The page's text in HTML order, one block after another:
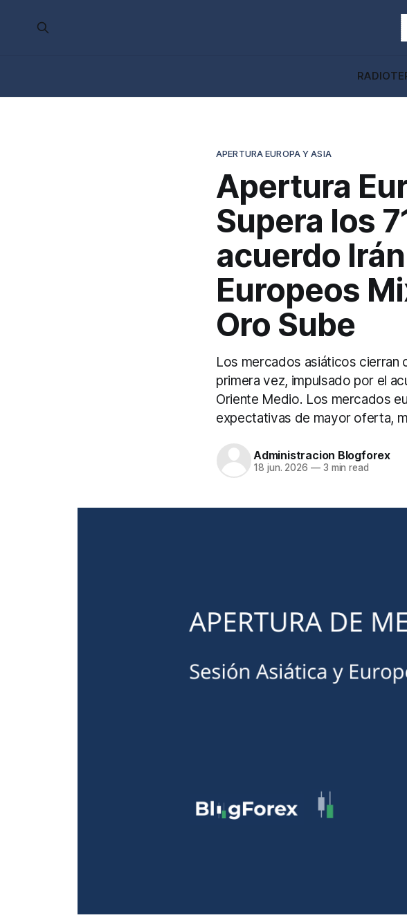
RADIO
APERTURA EUROPA Y ASIA
Apertura
Supera los
acuerdo
Europeos
Oro Sube
Los mercados asiáticos cierran
primera vez, impulsado por el
Oriente Medio. Los mercados
expectativas de mayor oferta,
Administracion Blogforex
18 jun. 2026 —3 min read